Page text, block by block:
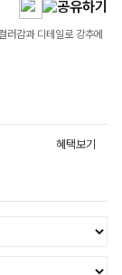
러감과 디테일로 강추에
혜택보기